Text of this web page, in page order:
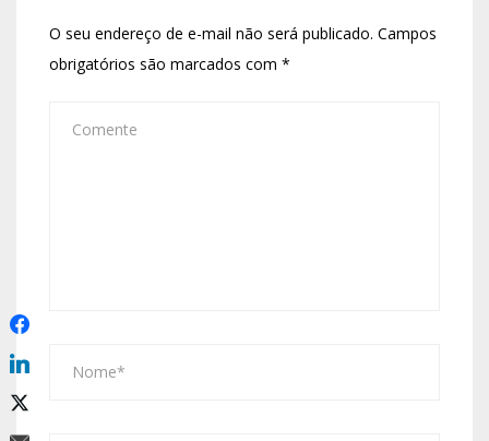
O seu endereço de e-mail não será publicado. Campos
obrigatórios são marcados com *